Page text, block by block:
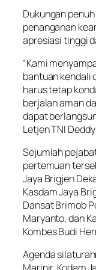
Dukungan
penanganan
apresiasi tinggi
“Kami
bantuan kendali
harus tetap
berjalan aman
dapat
Letjen TNI
Sejumlah
pertemuan
Jaya Brigjen
Kasdam Jaya
Dansat Brimob
Maryanto, dan
Kombes Budi
Agenda